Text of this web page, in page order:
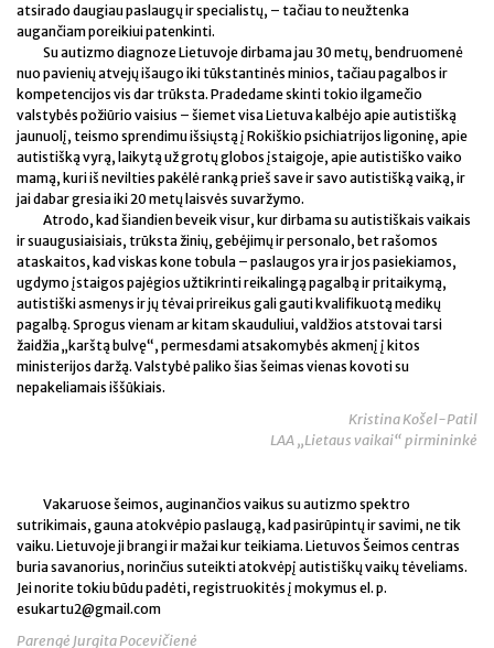
atsirado daugiau paslaugų ir specialistų, – tačiau to neužtenka
augančiam poreikiui patenkinti.
Su autizmo diagnoze Lietuvoje dirbama jau 30 metų, bendruomenė
nuo pavienių atvejų išaugo iki tūkstantinės minios, tačiau pagalbos ir
kompetencijos vis dar trūksta. Pradedame skinti tokio ilgamečio
valstybės požiūrio vaisius – šiemet visa Lietuva kalbėjo apie autistišką
jaunuolį, teismo sprendimu išsiųstą į Rokiškio psichiatrijos ligoninę, apie
autistišką vyrą, laikytą už grotų globos įstaigoje, apie autistiško vaiko
mamą, kuri iš nevilties pakėlė ranką prieš save ir savo autistišką vaiką, ir
jai dabar gresia iki 20 metų laisvės suvaržymo.
Atrodo, kad šiandien beveik visur, kur dirbama su autistiškais vaikais
ir suaugusiaisiais, trūksta žinių, gebėjimų ir personalo, bet rašomos
ataskaitos, kad viskas kone tobula – paslaugos yra ir jos pasiekiamos,
ugdymo įstaigos pajėgios užtikrinti reikalingą pagalbą ir pritaikymą,
autistiški asmenys ir jų tėvai prireikus gali gauti kvalifikuotą medikų
pagalbą. Sprogus vienam ar kitam skauduliui, valdžios atstovai tarsi
žaidžia „karštą bulvę“, permesdami atsakomybės akmenį į kitos
ministerijos daržą. Valstybė paliko šias šeimas vienas kovoti su
nepakeliamais iššūkiais.
Kristina Košel-Patil
LAA „Lietaus vaikai“ pirmininkė
Vakaruose šeimos, auginančios vaikus su autizmo spektro
sutrikimais, gauna atokvėpio paslaugą, kad pasirūpintų ir savimi, ne tik
vaiku. Lietuvoje ji brangi ir mažai kur teikiama. Lietuvos Šeimos centras
buria savanorius, norinčius suteikti atokvėpį autistiškų vaikų tėveliams.
Jei norite tokiu būdu padėti, registruokitės į mokymus el. p.
esukartu2@gmail.com
Parengė Jurgita Pocevičienė